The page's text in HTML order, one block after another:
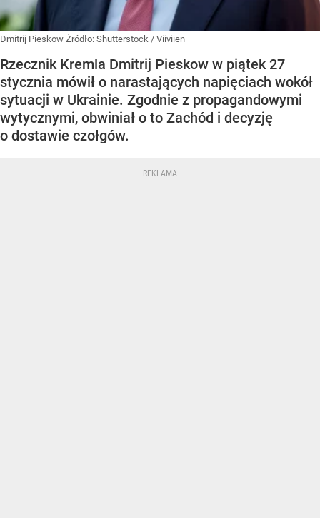
Dmitrij Pieskow Źródło: Shutterstock / Viiviien
Rzecznik Kremla Dmitrij Pieskow w piątek 27
stycznia mówił o narastających napięciach wokół
sytuacji w Ukrainie. Zgodnie z propagandowymi
wytycznymi, obwiniał o to Zachód i decyzję
o dostawie czołgów.